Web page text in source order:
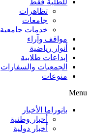
للطلبة فقط
تظاهرات
جامعات
خدمات جامعية
مواقف وآراء
أنوار رياضية
إبداعات طلابية
الجمعيات والسفارات
منوعات
Menu
بانوراما الأخبار
أخبار وطنية
أخبار دولية